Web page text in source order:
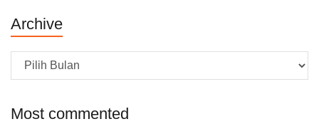
Archive
Archive
Most commented